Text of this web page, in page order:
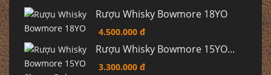
Rượu Whisky Bowmore 18YO
4.500.000 đ
Rượu Whisky Bowmore 15YO...
3.300.000 đ